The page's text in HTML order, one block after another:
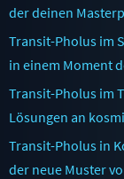
der deinen
Transit-Pholus im
in einem Moment
Transit-Pholus im
Lösungen an
Transit-Pholus in
der neue Muster